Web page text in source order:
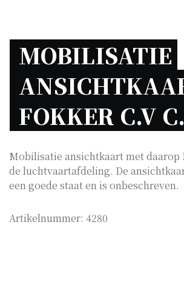
MOBILISATIE
FOKKER C.V
Mobilisatie ansichtkaart met daarop
de luchtvaartafdeling. De
een goede staat en is onbeschreven.
Artikelnummer: 4280